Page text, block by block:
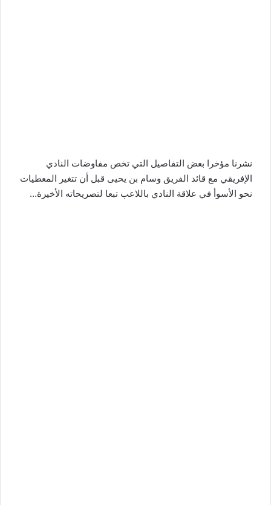
نشرنا مؤخرا بعض التفاصيل التي تخص مفاوضات النادي
الإفريقي مع قائد الفريق وسام بن يحيى قبل أن تتغير المعطيات
نحو الأسوأ في علاقة النادي باللاعب تبعا لتصريحاته الأخيرة…